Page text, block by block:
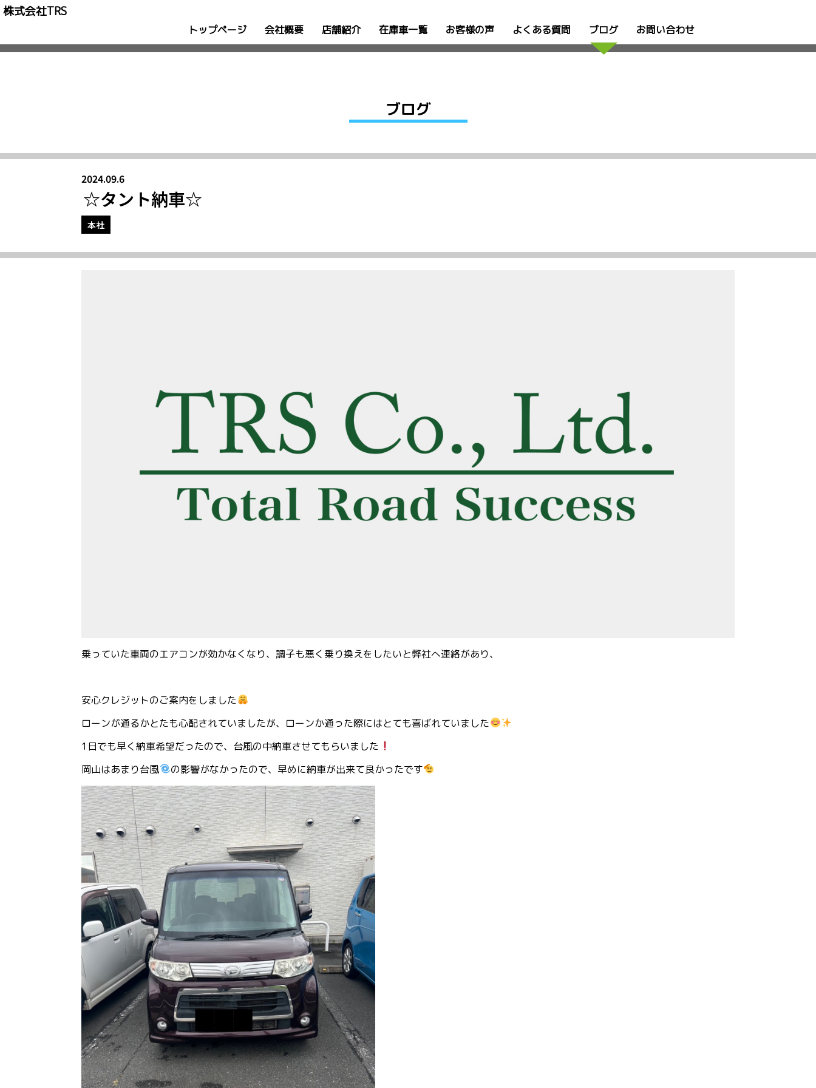
株式会社TRS
トップページ 会社概要 店舗紹介 在庫車一覧 お客様の声 よくある質問 ブログ お問い合わせ
ブログ
2024.09.6
☆タント納車☆
本社
乗っていた車両のエアコンが効かなくなり、調子も悪く乗り換えをしたいと弊社へ連絡があり、
安心クレジットのご案内をしました
ローンが通るかとたも心配されていましたが、ローンか通った際にはとても喜ばれていました
1日でも早く納車希望だったので、台風の中納車させてもらいました
岡山はあまり台風
の影響がなかったので、早めに納車が出来て良かったです